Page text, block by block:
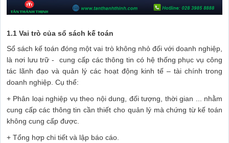
1.1 Vai trò của sổ sách kế toán
Sổ sách kế toán đóng một vai trò không nhỏ đối với doanh nghiệp,
là nơi lưu trữ - cung cấp các thông tin có hệ thống phục vụ công
tác lãnh đạo và quản lý các hoạt động kinh tế – tài chính trong
doanh nghiệp. Cụ thể:
+ Phân loại nghiệp vụ theo nội dung, đối tượng, thời gian ... nhằm
cung cấp các thông tin cần thiết cho quản lý mà chứng từ kế toán
không cung cấp được.
+ Tổng hợp chi tiết và lập báo cáo.